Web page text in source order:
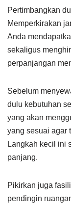
Pertimbangkan
Memperkirakan
Anda
sekaligus
perpanjangan
Sebelum
dulu kebutuhan
yang akan
yang sesuai agar
Langkah kecil ini
panjang.
Pikirkan juga
pendingin